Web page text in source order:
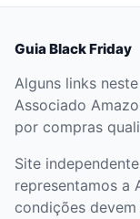
Guia Black Friday
Alguns links
Associado
por compras
Site
representamos a
condições